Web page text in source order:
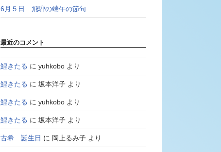
6月５日 飛騨の端午の節句
最近のコメント
鯉きたる に yuhkoboより
鯉きたる に 坂本洋子より
鯉きたる に yuhkoboより
鯉きたる に 坂本洋子より
古希 誕生日 に 岡上るみ子より